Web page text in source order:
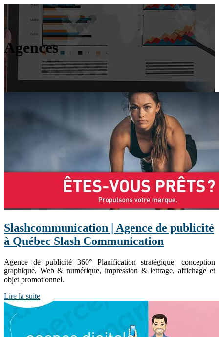
Agences
Slashcom­munica­tion | Agence de publicité
à Québec Slash Com­munica­tion
Agence de publicité 360° Planification stratégique, conception
graphique, Web & numérique, impression & lettrage, affichage et
objet promotionnel.
Lire la suite